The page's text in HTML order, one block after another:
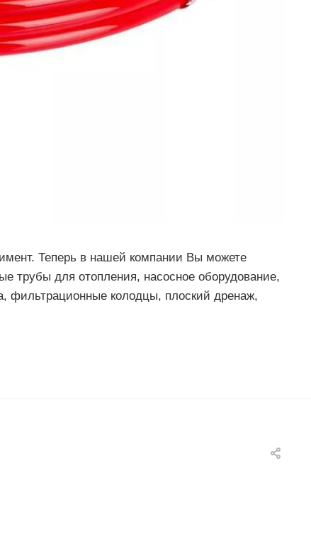
Теперь в нашей компании Вы можете
трубы для отопления, насосное оборудование,
фильтрационные колодцы, плоский дренаж,